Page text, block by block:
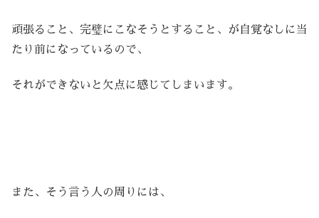
頑張ること、完璧にこなそうとすること、が自覚なしに当
たり前になっているので、
それができないと欠点に感じてしまいます。
また、そう言う人の周りには、